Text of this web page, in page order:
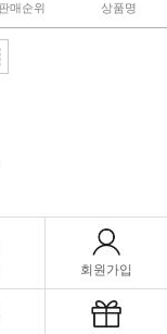
매순위 상품명
회원가입